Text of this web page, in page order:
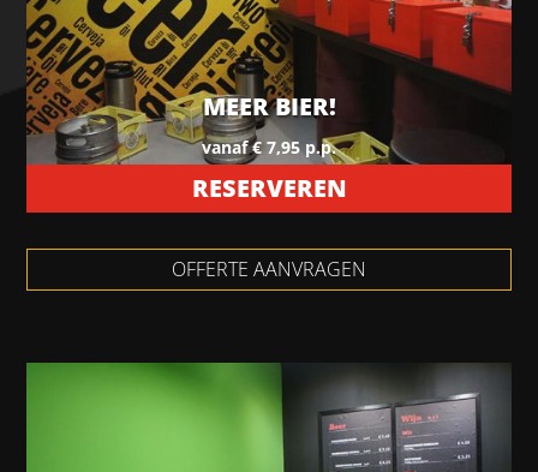
MEER BIER!
vanaf € 7,95 p.p.
RESERVEREN
OFFERTE AANVRAGEN